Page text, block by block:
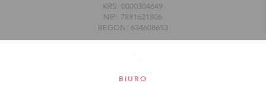
KRS: 0000304649
NIP: 7891621806
REGON: 634608653
BIURO